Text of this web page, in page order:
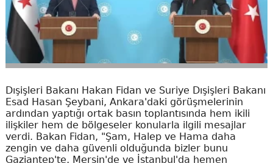
Dışişleri Bakanı Hakan Fidan ve Suriye Dışişleri Bakanı
Esad Hasan Şeybani, Ankara'daki görüşmelerinin
ardından yaptığı ortak basın toplantısında hem ikili
ilişkiler hem de bölgeseler konularla ilgili mesajlar
verdi. Bakan Fidan, "Şam, Halep ve Hama daha
zengin ve daha güvenli olduğunda bizler bunu
Gaziantep'te, Mersin'de ve İstanbul'da hemen